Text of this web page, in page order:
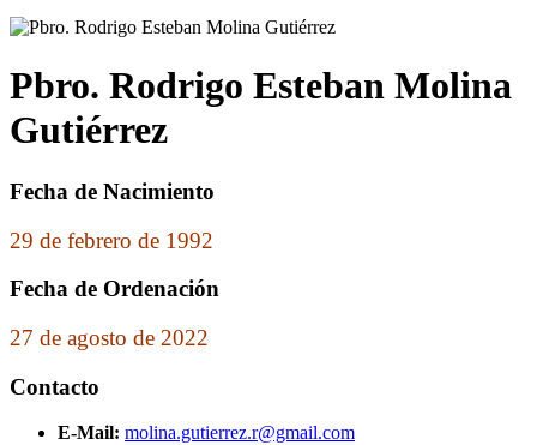
Pbro. Rodrigo Esteban Molina
Gutiérrez
Fecha de Nacimiento
29 de febrero de 1992
Fecha de Ordenación
27 de agosto de 2022
Contacto
E-Mail: molina.gutierrez.r@gmail.com